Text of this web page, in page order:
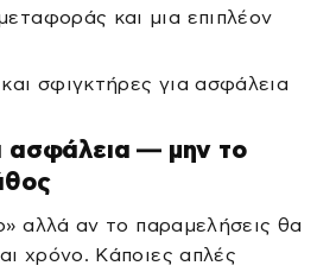
και μια επιπλέον
σφιγκτήρες για ασφάλεια
ασφάλεια — μην το
αλλά αν το παραμελήσεις θα
χρόνο. Κάποιες απλές